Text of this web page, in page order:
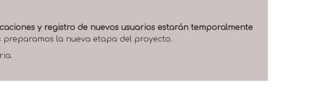
y registro de nuevos usuarios estarán temporalmente
la nueva etapa del proyecto.